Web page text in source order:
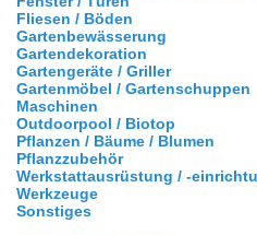
Fliesen / Böden
Gartenbewässerung
Gartendekoration
Gartengeräte / Griller
Gartenmöbel / Gartenschuppen
Maschinen
Outdoorpool / Biotop
Pflanzen / Bäume / Blumen
Pflanzzubehör
Werkstattausrüstung / -
Werkzeuge
Sonstiges